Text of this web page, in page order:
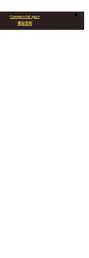
Commercial space
商业空间